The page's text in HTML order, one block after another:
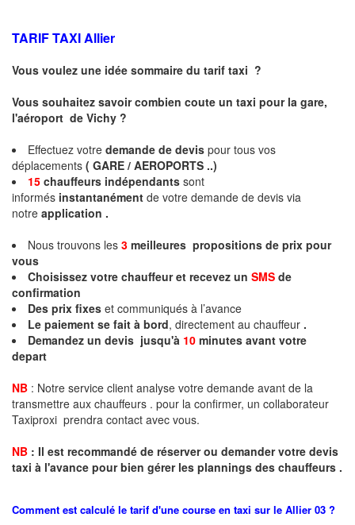
TARIF TAXIAllier
Vous voulez une idée sommaire du tarif taxi ?
Vous souhaitez savoir combien coute un taxi pour la gare,
l'aéroport de Vichy ?
Effectuez votre demande de devis pour tous vos
déplacements ( GARE / AEROPORTS ..)
15 chauffeurs indépendants sont
informés instantanément de votre demande de devis via
notre application .
Nous trouvons les 3 meilleures propositions de prix pour
vous
Choisissez votre chauffeur et recevez un SMS de
confirmation
Des prix fixes et communiqués à l’avance
Le paiement se fait à bord, directement au chauffeur .
Demandez un devis jusqu'à 10 minutes avant votre
depart
NB : Notre service client analyse votre demande avant de la
transmettre aux chauffeurs . pour la confirmer, un collaborateur
Taxiproxi prendra contact avec vous.
NB : Il est recommandé de réserverou demandervotre devis
taxi à l'avance pour bien gérer les plannings des chauffeurs .
Comment est calculé le tarif d'une course en taxi sur le Allier 03 ?